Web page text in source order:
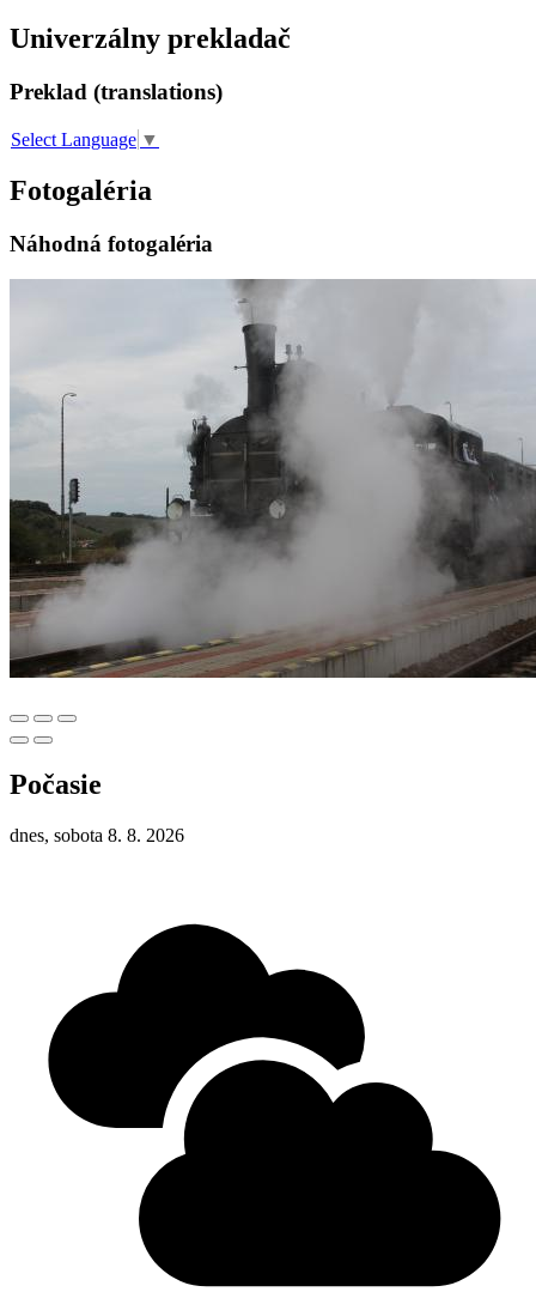
Univerzálny prekladač
Preklad (translations)
Select Language ▼
Fotogaléria
Náhodná fotogaléria
Počasie
dnes, sobota 8. 8. 2026